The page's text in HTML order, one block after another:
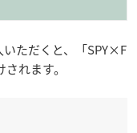
ただくと、「SPY×F
れます。